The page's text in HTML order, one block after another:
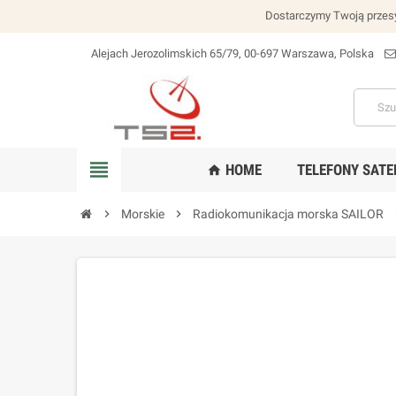
Dostarczymy Twoją
lokalizacja_na
Alejach Jerozolimskich 65/79, 00-697 Warszawa, Polska
view_headline home HOME TELEFONY
chevron_right Morskie chevron_right Radiokomunikacja morska SAILOR